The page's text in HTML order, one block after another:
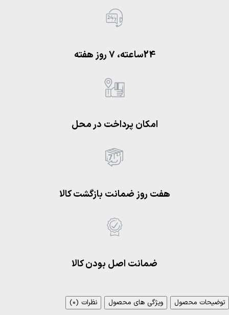
24ساعته، 7 روز هفته
امکان پرداخت در محل
هفت روز ضمانت بازگشت کالا
ضمانت اصل بودن کالا
توضیحات محصول ویژگی های محصول نظرات (0)